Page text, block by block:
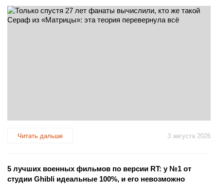
Читать дальше 3 августа 2026
5 лучших военных фильмов по версии RT: у №1 от
студии Ghibli идеальные 100%, и его невозможно